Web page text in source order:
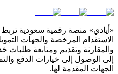
«أيادي» منصة رقمية سعودية
الاستقدام المرخصة والجهات
والمقارنة وتقديم ومتابعة طلبات
إلى الوصول إلى خيارات الدفع
الجهات المقدمة لها.